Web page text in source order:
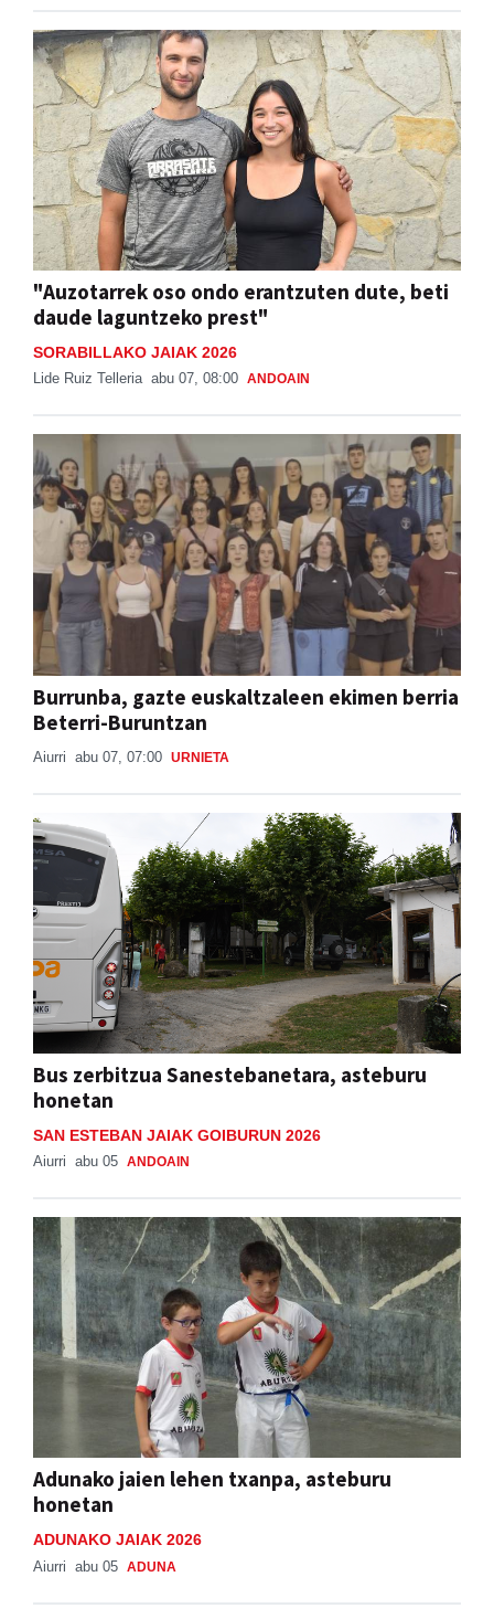
"Auzotarrek oso ondo erantzuten dute, beti
daude laguntzeko prest"
SORABILLAKO JAIAK 2026
Lide Ruiz Telleria abu 07, 08:00 ANDOAIN
Burrunba, gazte euskaltzaleen ekimen berria
Beterri-Buruntzan
Aiurri abu 07, 07:00 URNIETA
Bus zerbitzua Sanestebanetara, asteburu
honetan
SAN ESTEBAN JAIAK GOIBURUN 2026
Aiurri abu 05 ANDOAIN
Adunako jaien lehen txanpa, asteburu
honetan
ADUNAKO JAIAK 2026
Aiurri abu 05 ADUNA